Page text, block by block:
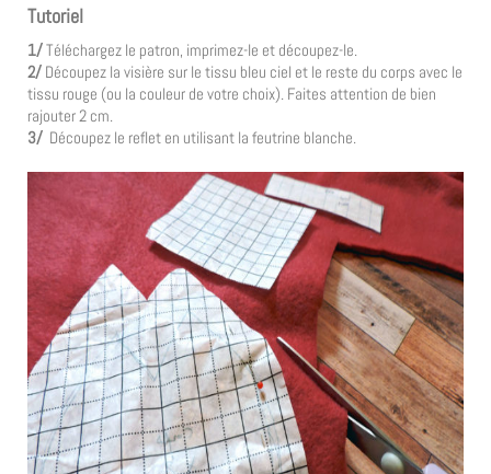
Tutoriel
1/Téléchargez le patron, imprimez-le et découpez-le.
2/ Découpez la visière sur le tissu bleu ciel et le reste du corps avec le
tissu rouge (ou la couleur de votre choix). Faites attention de bien
rajouter 2 cm.
3/ Découpez le reflet en utilisant la feutrine blanche.